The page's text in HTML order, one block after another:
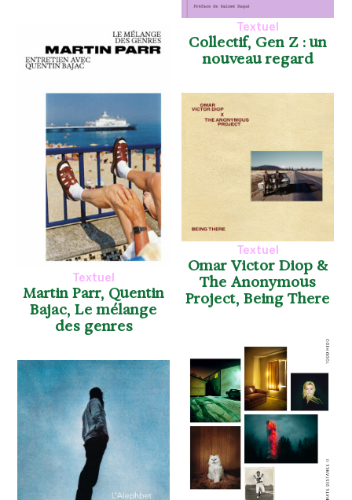
Textuel
Collectif, Gen Z : un
nouveau regard
Textuel
Martin Parr, Quentin
Bajac, Le mélange
des genres
Textuel
Omar Victor Diop &
The Anonymous
Project, Being There